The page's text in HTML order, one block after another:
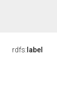
rdfs: label